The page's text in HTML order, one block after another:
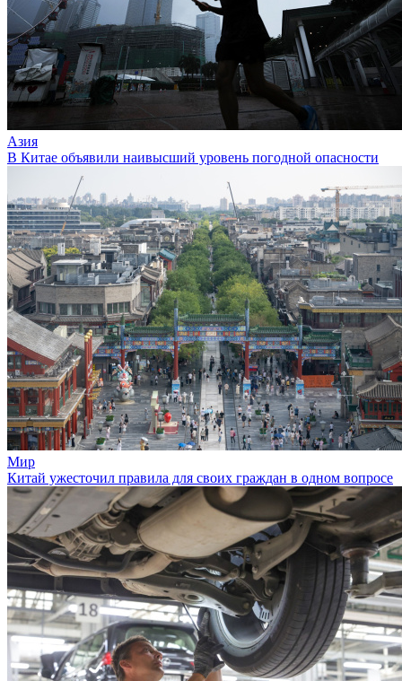
Азия
В Китае объявили наивысший уровень погодной опасности
Мир
Китай ужесточил правила для своих граждан в одном вопросе